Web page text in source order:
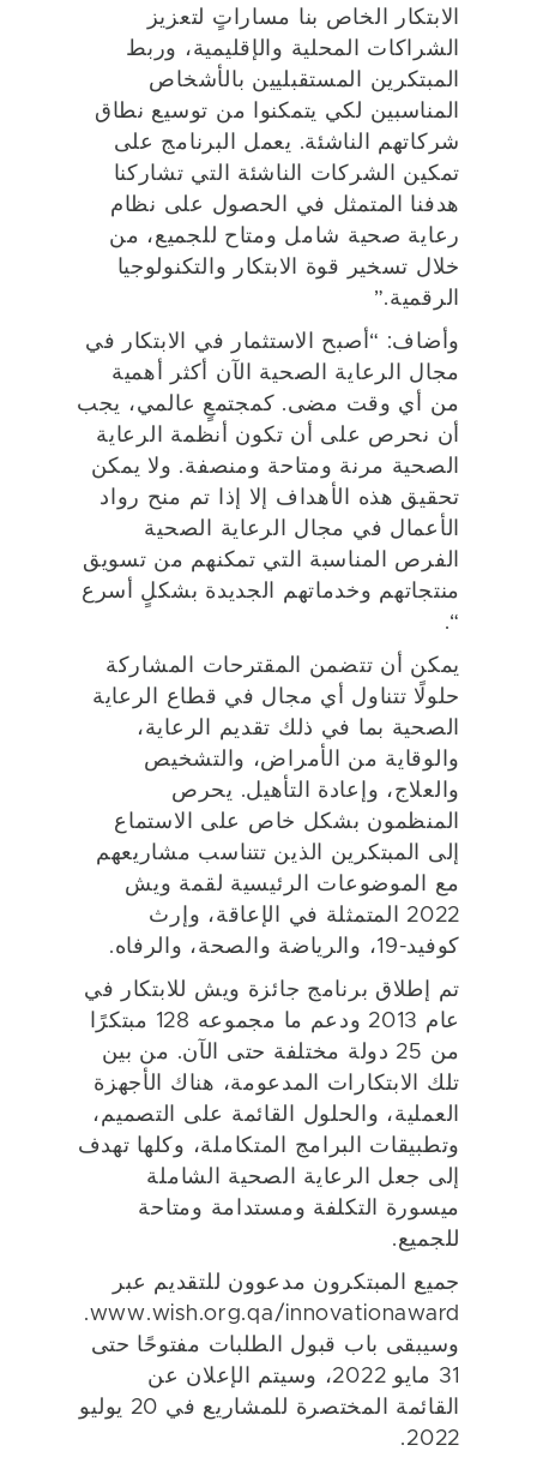
الابتكار الخاص بنا مساراتٍ لتعزيز
الشراكات المحلية والإقليمية، وربط
المبتكرين المستقبليين بالأشخاص
المناسبين لكي يتمكنوا من توسيع نطاق
شركاتهم الناشئة. يعمل البرنامج على
تمكين الشركات الناشئة التي تشاركنا
هدفنا المتمثل في الحصول على نظام
رعاية صحية شامل ومتاح للجميع، من
خلال تسخير قوة الابتكار والتكنولوجيا
الرقمية.”
وأضاف: “أصبح الاستثمار في الابتكار في
مجال الرعاية الصحية الآن أكثر أهمية
من أي وقت مضى. كمجتمعٍ عالمي، يجب
أن نحرص على أن تكون أنظمة الرعاية
الصحية مرنة ومتاحة ومنصفة. ولا يمكن
تحقيق هذه الأهداف إلا إذا تم منح رواد
الأعمال في مجال الرعاية الصحية
الفرص المناسبة التي تمكنهم من تسويق
منتجاتهم وخدماتهم الجديدة بشكلٍ أسرع
“.
يمكن أن تتضمن المقترحات المشاركة
حلولًا تتناول أي مجال في قطاع الرعاية
الصحية بما في ذلك تقديم الرعاية،
والوقاية من الأمراض، والتشخيص
والعلاج، وإعادة التأهيل. يحرص
المنظمون بشكل خاص على الاستماع
إلى المبتكرين الذين تتناسب مشاريعهم
مع الموضوعات الرئيسية لقمة ويش
2022 المتمثلة في الإعاقة، وإرث
كوفيد-19، والرياضة والصحة، والرفاه.
تم إطلاق برنامج جائزة ويش للابتكار في
عام 2013 ودعم ما مجموعه 128 مبتكرًا
من 25 دولة مختلفة حتى الآن. من بين
تلك الابتكارات المدعومة، هناك الأجهزة
العملية، والحلول القائمة على التصميم،
وتطبيقات البرامج المتكاملة، وكلها تهدف
إلى جعل الرعاية الصحية الشاملة
ميسورة التكلفة ومستدامة ومتاحة
للجميع.
جميع المبتكرون مدعوون للتقديم عبر
www.wish.org.qa/innovationaward.
وسيبقى باب قبول الطلبات مفتوحًا حتى
31 مايو 2022، وسيتم الإعلان عن
القائمة المختصرة للمشاريع في 20 يوليو
2022.